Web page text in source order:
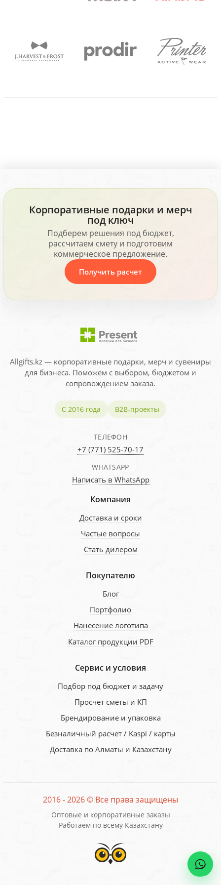
Корпоративные подарки и мерч
под ключ
Подберем решения под бюджет,
рассчитаем смету и подготовим
коммерческое предложение.
Получить расчет
Allgifts.kz — корпоративные подарки, мерч и сувениры
для бизнеса. Поможем с выбором, бюджетом и
сопровождением заказа.
С 2016 года B2B-проекты
ТЕЛЕФОН
+7 (771) 525-70-17
WHATSAPP
Написать в WhatsApp
Компания
Доставка и сроки
Частые вопросы
Стать дилером
Покупателю
Блог
Портфолио
Нанесение логотипа
Каталог продукции PDF
Сервис и условия
Подбор под бюджет и задачу
Просчет сметы и КП
Брендирование и упаковка
Безналичный расчет / Kaspi / карты
Доставка по Алматы и Казахстану
2016 - 2026 © Все права защищены
Оптовые и корпоративные заказы
Работаем по всему Казахстану